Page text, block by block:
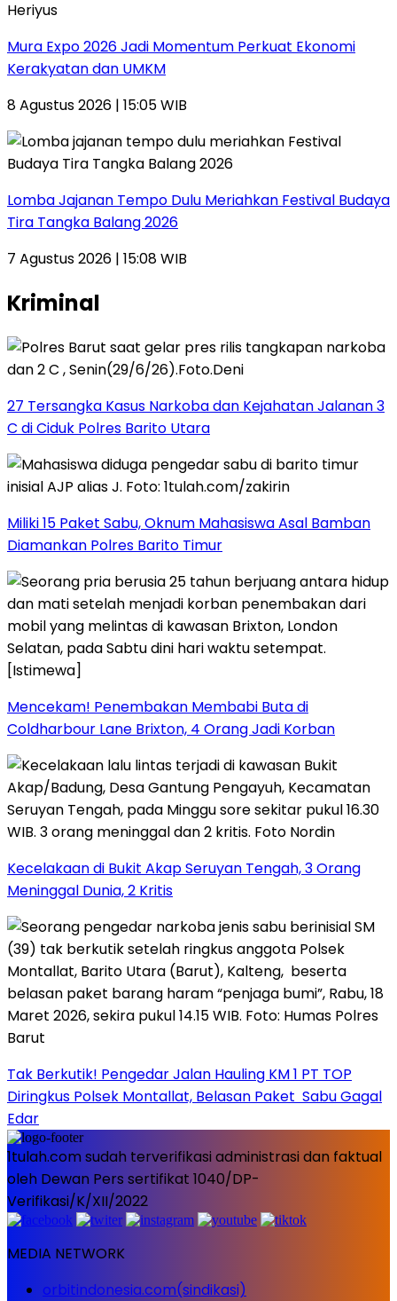
Mura Expo 2026 Jadi Momentum Perkuat Ekonomi
Kerakyatan dan UMKM
8 Agustus 2026 | 15:05 WIB
Lomba Jajanan Tempo Dulu Meriahkan Festival Budaya
Tira Tangka Balang 2026
7 Agustus 2026 | 15:08 WIB
Kriminal
27 Tersangka Kasus Narkoba dan Kejahatan Jalanan 3
C di Ciduk Polres Barito Utara
Miliki 15 Paket Sabu, Oknum Mahasiswa Asal Bamban
Diamankan Polres Barito Timur
Mencekam! Penembakan Membabi Buta di
Coldharbour Lane Brixton, 4 Orang Jadi Korban
Kecelakaan di Bukit Akap Seruyan Tengah, 3 Orang
Meninggal Dunia, 2 Kritis
Tak Berkutik! Pengedar Jalan Hauling KM 1 PT TOP
Diringkus Polsek Montallat, Belasan Paket Sabu Gagal
Edar
1tulah.com sudah terverifikasi administrasi dan faktual
oleh Dewan Pers sertifikat 1040/DP-
Verifikasi/K/XII/2022
MEDIA NETWORK
orbitindonesia.com(sindikasi)